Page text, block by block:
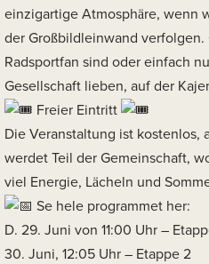
einzigartige Atmosphäre, wenn
der Großbildleinwand
Radsportfan sind oder einfach
Gesellschaft lieben, auf der
Freier Eintritt
Die Veranstaltung ist kostenlos,
werdet Teil der Gemeinschaft,
viel Energie, Lächeln und
Se hele programmet her:
D. 29. Juni von 11:00 Uhr –
30. Juni, 12:05 Uhr – Etappe 2